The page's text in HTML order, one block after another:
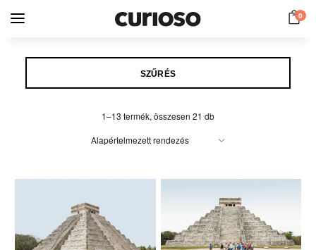
0
SZŰRÉS
1–13 termék, összesen 21 db